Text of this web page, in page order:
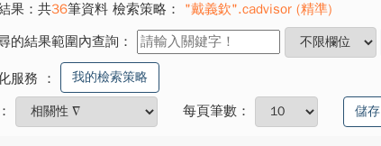
果：共36筆資料 檢索策略：
"戴義欽".cadvisor (精準)
的結果範圍內查詢：
服務 ： 我的檢索策略
每頁筆數： 儲存